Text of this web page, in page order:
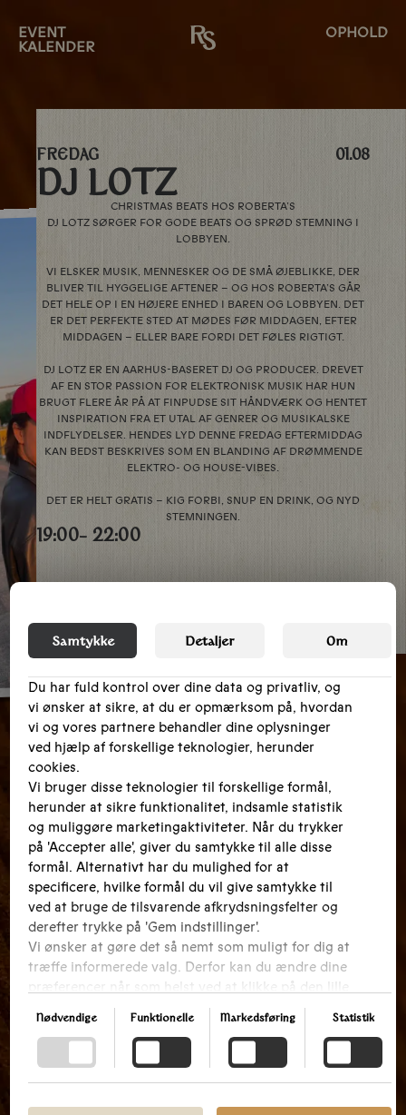
EVENT
KALENDER
OPHOLD
FREDAG 01.08
DJ LOTZ
CHRISTMAS BEATS HOS ROBERTA’S
DJ LOTZ SØRGER FOR GODE BEATS OG SPRØD STEMNING I
LOBBYEN.
VI ELSKER MUSIK, MENNESKER OG DE SMÅ ØJEBLIKKE, DER
BLIVER TIL HYGGELIGE AFTENER – OG HOS ROBERTA’S GÅR
DET HELE OP I EN HØJERE ENHED I BAREN OG LOBBYEN. DET
ER DET PERFEKTE STED AT MØDES FØR MIDDAGEN, EFTER
MIDDAGEN – ELLER BARE FORDI DET FØLES RIGTIGT.
DJ LOTZ ER EN AARHUS-BASERET DJ OG PRODUCER. DREVET
AF EN STOR PASSION FOR ELEKTRONISK MUSIK HAR HUN
BRUGT FLERE ÅR PÅ AT FINPUDSE SIT HÅNDVÆRK OG HENTET
INSPIRATION FRA ET UTAL AF GENRER OG MUSIKALSKE
INDFLYDELSER. HENDES LYD DENNE FREDAG EFTERMIDDAG
KAN BEDST BESKRIVES SOM EN BLANDING AF DRØMMENDE
ELEKTRO- OG HOUSE-VIBES.
DET ER HELT GRATIS – KIG FORBI, SNUP EN DRINK, OG NYD
STEMNINGEN.
19:00- 22:00
Samtykke Detaljer Om
Du har fuld kontrol over dine data og privatliv, og
vi ønsker at sikre, at du er opmærksom på, hvordan
vi og vores partnere behandler dine oplysninger
ved hjælp af forskellige teknologier, herunder
cookies.
Vi bruger disse teknologier til forskellige formål,
herunder at sikre funktionalitet, indsamle statistik
og muliggøre marketingaktiviteter. Når du trykker
på 'Accepter alle', giver du samtykke til alle disse
formål. Alternativt har du mulighed for at
specificere, hvilke formål du vil give samtykke til
ved at bruge de tilsvarende afkrydsningsfelter og
derefter trykke på 'Gem indstillinger'.
Vi ønsker at gøre det så nemt som muligt for dig at
træffe informerede valg. Derfor kan du ændre dine
præferencer når som helst ved at klikke på den lille
ikon placeret i bunden af venstre hjørne af
hjemmesiden og dermed trække dit samtykke
tilbage. Hvis du ønsker at dykke dybere ned i vores
brug af cookies og andre teknologier, samt vores
indsamling og behandling af personoplysninger,
opfordrer vi dig til at læse mere ved at følge det
Nødvendige Funktionelle Markedsføring Statistik